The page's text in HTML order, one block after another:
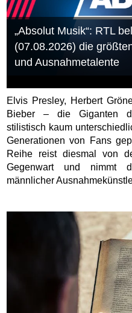
„Absolut Musik“: RTL
(07.08.2026) die
und Ausnahmetalente
Elvis Presley, Herbert
Bieber – die Giganten
stilistisch kaum
Generationen von Fans
Reihe reist diesmal von
Gegenwart und nimmt
männlicher